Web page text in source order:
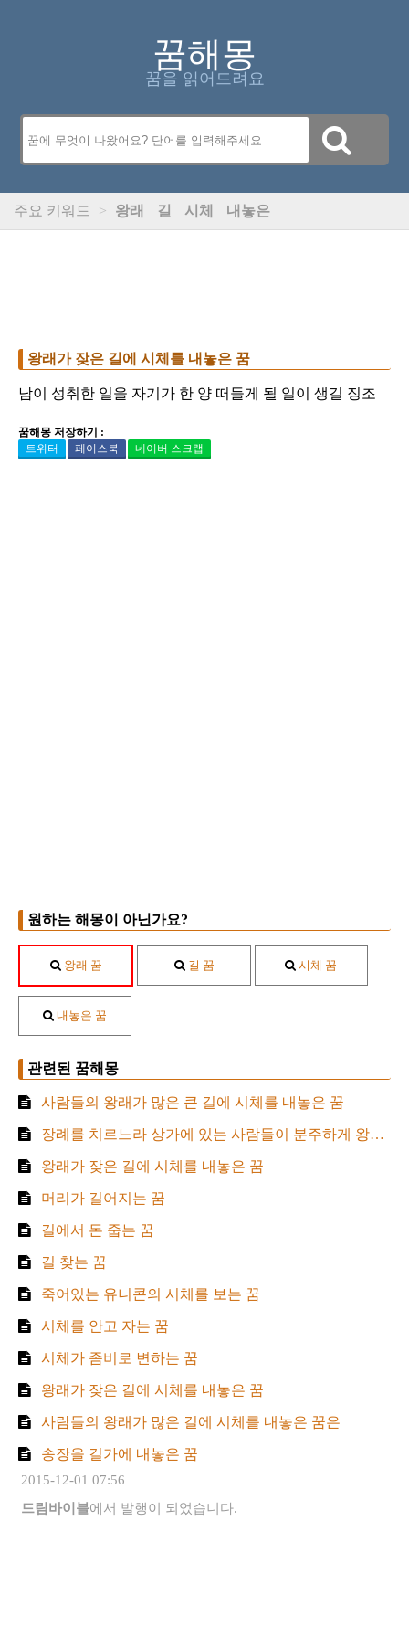
꿈해몽
꿈을 읽어드려요
주요 키워드 > 왕래 길 시체 내놓은
왕래가 잦은 길에 시체를 내놓은 꿈
남이 성취한 일을 자기가 한 양 떠들게 될 일이 생길 징조
꿈해몽 저장하기 :
트위터
페이스북 네이버 스크랩
원하는 해몽이 아닌가요?
왕래 꿈 길 꿈 시체 꿈
내놓은 꿈
관련된 꿈해몽
사람들의 왕래가 많은 큰 길에 시체를 내놓은 꿈
장례를 치르느라 상가에 있는 사람들이 분주하게 왕래하는 것을 보는 꿈
왕래가 잦은 길에 시체를 내놓은 꿈
머리가 길어지는 꿈
길에서 돈 줍는 꿈
길 찾는 꿈
죽어있는 유니콘의 시체를 보는 꿈
시체를 안고 자는 꿈
시체가 좀비로 변하는 꿈
왕래가 잦은 길에 시체를 내놓은 꿈
사람들의 왕래가 많은 길에 시체를 내놓은 꿈은
송장을 길가에 내놓은 꿈
2015-12-01 07:56
드림바이블에서 발행이 되었습니다.